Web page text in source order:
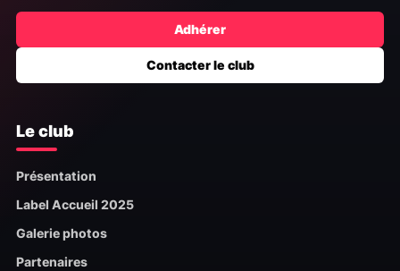
Adhérer
Contacter le club
Le club
Présentation
Label Accueil 2025
Galerie photos
Partenaires